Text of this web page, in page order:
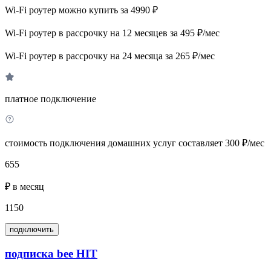
Wi-Fi роутер можно купить за 4990 ₽
Wi-Fi роутер в рассрочку на 12 месяцев за 495 ₽/мес
Wi-Fi роутер в рассрочку на 24 месяца за 265 ₽/мес
платное подключение
стоимость подключения домашних услуг составляет 300 ₽/мес
655
₽ в месяц
1150
подключить
подписка bee HIT